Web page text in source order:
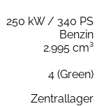
250 kW / 340 PS
Benzin
2.995 cm³
4 (Green)
Zentrallager